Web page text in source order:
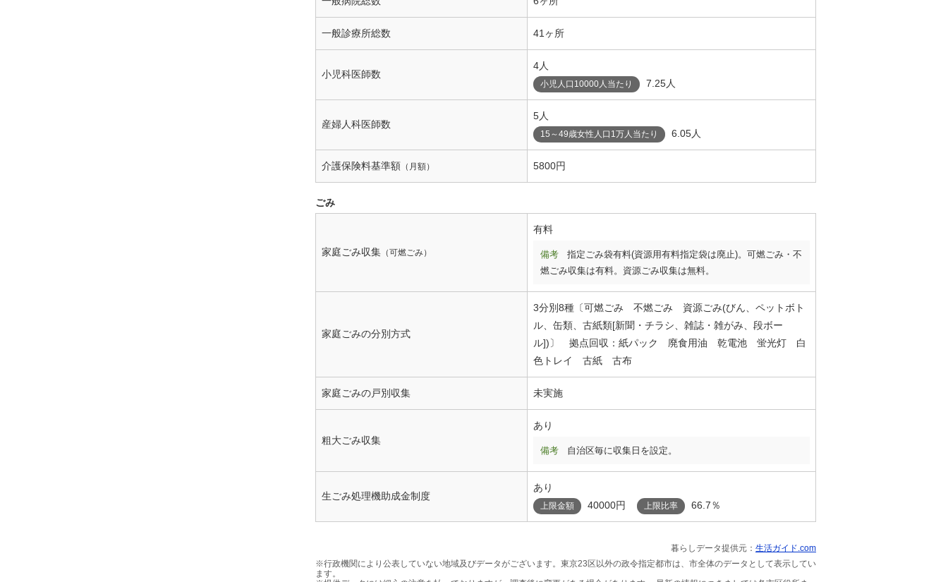
一般診療所総数 41ヶ所
小児科医師数
4人
小児人口10000人当たり 7.25人
産婦人科医師数
5人
15～49歳女性人口1万人当たり 6.05人
介護保険料基準額 （月額） 5800円
ごみ
家庭ごみ収集 （可燃ごみ）
有料
備考
指定ごみ袋有料(資源用有料指定袋は廃止)。可燃ごみ・不
燃ごみ収集は有料。資源ごみ収集は無料。
家庭ごみの分別方式
3分別8種〔可燃ごみ 不燃ごみ 資源ごみ(びん、ペットボト
ル、缶類、古紙類[新聞・チラシ、雑誌・雑がみ、段ボー
ル])〕 拠点回収：紙パック 廃食用油 乾電池 蛍光灯 白
色トレイ 古紙 古布
家庭ごみの戸別収集 未実施
粗大ごみ収集
あり
備考 自治区毎に収集日を設定。
生ごみ処理機助成金制度
あり
上限金額 40000円 上限比率 66.7％
暮らしデータ提供元： 生活ガイド.com
※行政機関により公表していない地域及びデータがございます。東京23区以外の政令指定都市は、市全体のデータとして表示してい
ます。